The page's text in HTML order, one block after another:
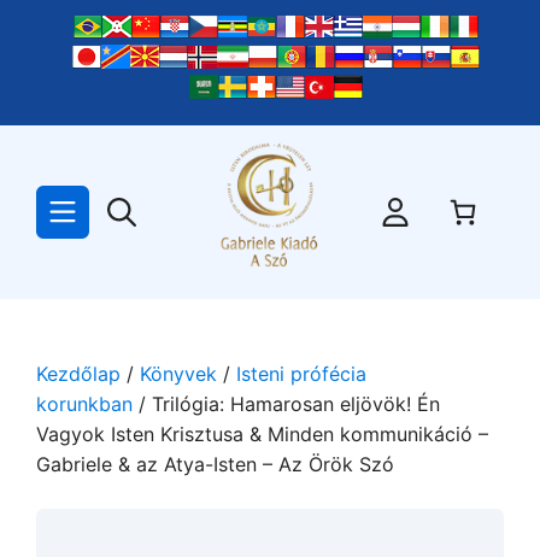
tartalomba
Kezdőlap / Könyvek / Isteni prófécia
korunkban / Trilógia: Hamarosan eljövök! Én
Vagyok Isten Krisztusa & Minden kommunikáció –
Gabriele & az Atya-Isten – Az Örök Szó